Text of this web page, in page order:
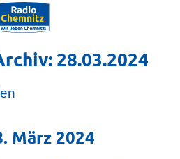
28.03.2024
März 2024